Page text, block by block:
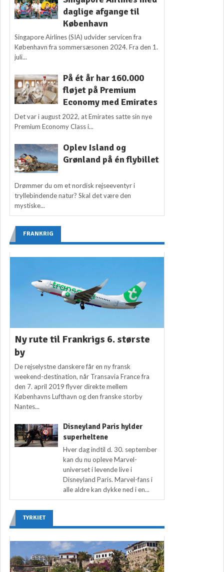
daglige afgange til
København
Singapore Airlines (SIA) udvider servicen fra
København fra sommersæsonen 2024. Fra den 1.
juli...
På ét år har 160.000
fløjet på Premium
Economy med Emirates
Det var i august 2022, at Emirates satte sin nye
Premium Economy Class i...
Oplev Island og
Grønland på én flybillet
Drømmer du om et nordisk rejseeventyr i
tryllebindende natur? Skal det være den
mystiske...
FRANKRIG
Ny rute til Frankrigs 6. største
by
De rejselystne danskere får en ny fransk
weekend-destination, når Transavia France fra
den 7. april 2019 flyver direkte mellem
Københavns Lufthavn og den franske storby
Nantes...
Disneyland Paris hylder
superheltene
Hver dag indtil d. 30. september
kan du nu opleve Marvel-
universet i levende live i
Disneyland Paris. Marvel-fans i
alle aldre kan dykke ned i en...
TYRKIET